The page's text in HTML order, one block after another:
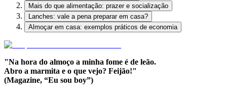
Mais do que alimentação: prazer e socialização
Lanches: vale a pena preparar em casa?
Almoçar em casa: exemplos práticos de economia
"Na hora do almoço a minha fome é de leão.
Abro a marmita e o que vejo? Feijão!"
(Magazine, “Eu sou boy”)